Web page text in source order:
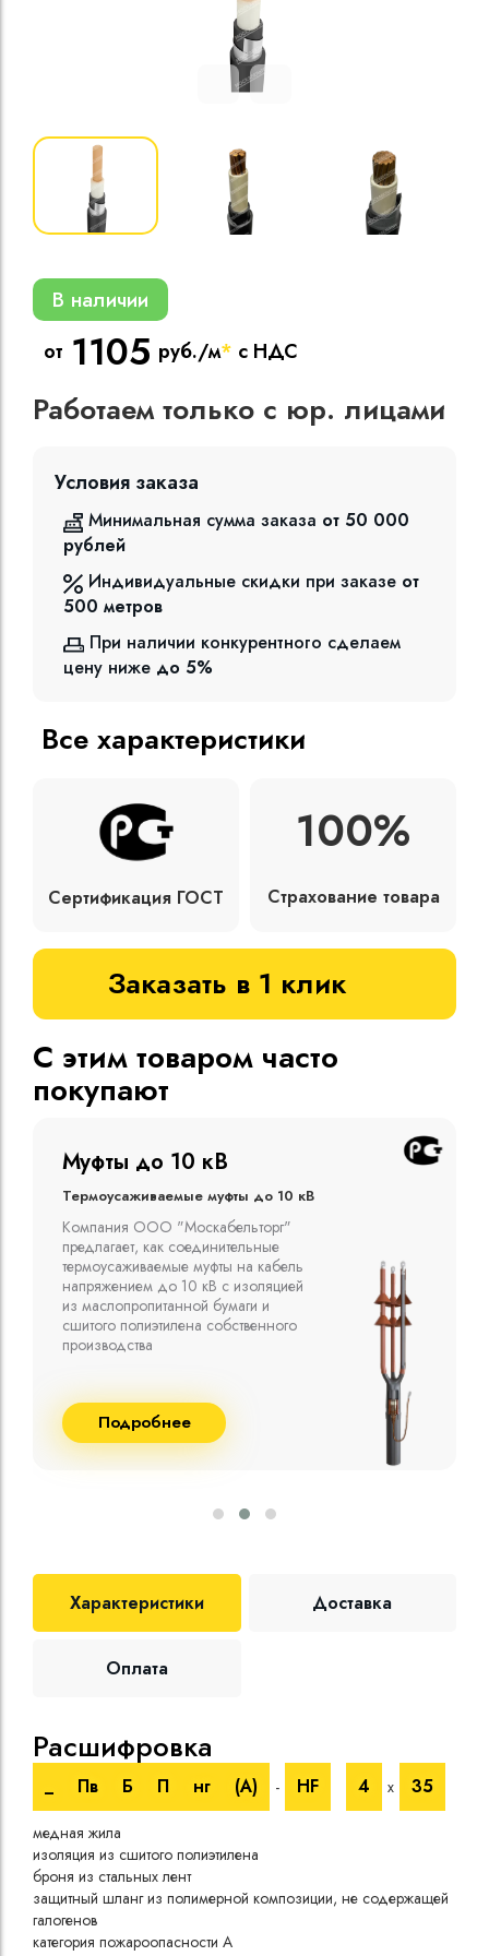
Кабели
изоляцией
В наличии
от 1105 руб./м* с НДС
Работаем только с юр. лицами
Условия заказа
Минимальная сумма заказа от 50 000
рублей
Индивидуальные скидки при заказе от
500 метров
При наличии конкурентного сделаем
цену ниже до 5%
Все характеристики
Сертификация ГОСТ
100%
Страхование товара
Заказать в 1 клик
С этим товаром часто
покупают
Муфты до 10 кВ
Термоусаживаемые муфты до 10 кВ
Компания ООО "Москабельторг"
предлагает, как соединительные
термоусаживаемые муфты на кабель
напряжением до 10 кВ с изоляцией
из маслопропитанной бумаги и
сшитого полиэтилена собственного
производства
Подробнее
Характеристики Доставка
Оплата
Расшифровка
Пв Б П нг (A) - HF 4 х 35
медная жила
изоляция из сшитого полиэтилена
броня из стальных лент
защитный шланг из полимерной композиции, не содержащей
галогенов
категория пожароопасности A